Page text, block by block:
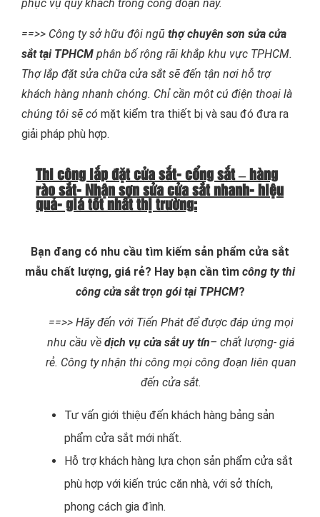
phục vụ quý khách trong công đoạn này.
==>> Công ty sở hữu đội ngũ thợ chuyên sơn sửa cửa
sắt tại TPHCM phân bố rộng rãi khắp khu vực TPHCM.
Thợ lắp đặt sửa chữa cửa sắt sẽ đến tận nơi hỗ trợ
khách hàng nhanh chóng. Chỉ cần một cú điện thoại là
chúng tôi sẽ có mặt kiểm tra thiết bị và sau đó đưa ra
giải pháp phù hợp.
Thi công lắp đặt cửa sắt- cổng sắt – hàng
rào sắt- Nhận sơn sửa cửa sắt nhanh- hiệu
quả- giá tốt nhất thị trường:
Bạn đang có nhu cầu tìm kiếm sản phẩm cửa sắt
mẫu chất lượng, giá rẻ? Hay bạn cần tìm công ty thi
công cửa sắt trọn gói tại TPHCM?
==>> Hãy đến với Tiến Phát để được đáp ứng mọi
nhu cầu về dịch vụ cửa sắt uy tín– chất lượng- giá
rẻ. Công ty nhận thi công mọi công đoạn liên quan
đến cửa sắt.
Tư vấn giới thiệu đến khách hàng bảng sản
phẩm cửa sắt mới nhất.
Hỗ trợ khách hàng lựa chọn sản phẩm cửa sắt
phù hợp với kiến trúc căn nhà, với sở thích,
phong cách gia đình.